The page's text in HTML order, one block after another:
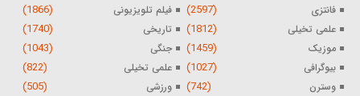
فانتزی (2597) فیلم تلویزیونی (1866)
علمی تخیلی (1812) تاریخی (1740)
موزیک (1459) جنگی (1043)
بیوگرافی (1027) علمی تخیلی (822)
وسترن (742) ورزشی (505)